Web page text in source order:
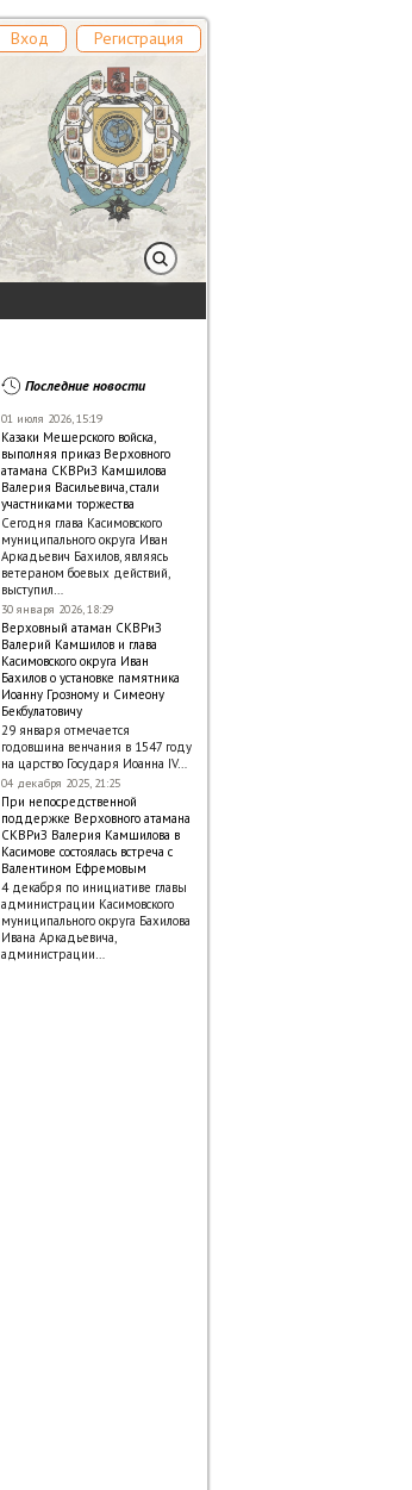
Вход Регистрация
Последние новости
01 июля 2026, 15:19
Казаки Мещерского войска,
выполняя приказ Верховного
атамана СКВРиЗ Камшилова
Валерия Васильевича, стали
участниками торжества
Сегодня глава Касимовского
муниципального округа Иван
Аркадьевич Бахилов, являясь
ветераном боевых действий,
выступил…
30 января 2026, 18:29
Верховный атаман СКВРиЗ
Валерий Камшилов и глава
Касимовского округа Иван
Бахилов о установке памятника
Иоанну Грозному и Симеону
Бекбулатовичу
29 января отмечается
годовщина венчания в 1547 году
на царство Государя Иоанна IV…
04 декабря 2025, 21:25
При непосредственной
поддержке Верховного атамана
СКВРиЗ Валерия Камшилова в
Касимове состоялась встреча с
Валентином Ефремовым
4 декабря по инициативе главы
администрации Касимовского
муниципального округа Бахилова
Ивана Аркадьевича,
администрации…